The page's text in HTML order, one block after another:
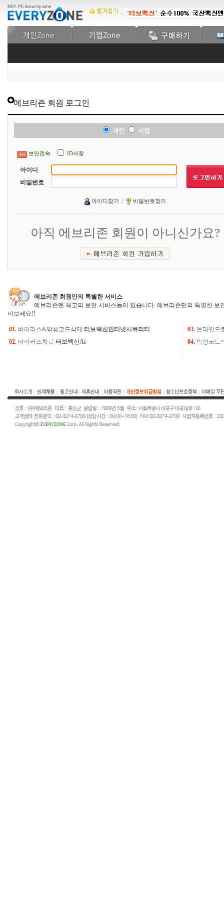
에브리존 회원 로그인
개인 기업
보안접속 ID저장
아이디
비밀번호
아이디찾기 비밀번호찾기
아직 에브리존 회원이 아니신가요?
에브리존 회원만의 특별한 서비스
에브리존엔 최고의 보안 서비스들이 있습니다. 에브리존만의 특별한 보
아보세요!!
01. 바이러스&악성코드삭제 터보백신인터넷시큐리티 03. 온라인으
02. 바이러스치료 터보백신Ai 04. 악성코드